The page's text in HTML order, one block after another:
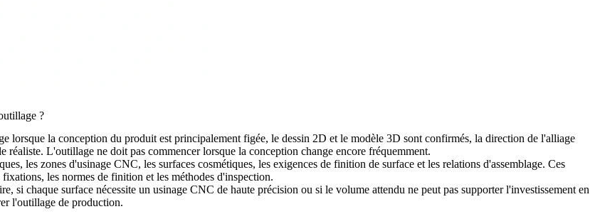
?
lorsque la conception du produit est principalement figée, le dessin 2D et le modèle 3D sont confirmés, la direction de l'alliage
L'outillage ne doit pas commencer lorsque la conception change encore fréquemment.
les zones d'usinage CNC, les surfaces cosmétiques, les exigences de finition de surface et les relations d'assemblage. Ces
les normes de finition et les méthodes d'inspection.
si chaque surface nécessite un usinage CNC de haute précision ou si le volume attendu ne peut pas supporter l'investissement en
l'outillage de production.